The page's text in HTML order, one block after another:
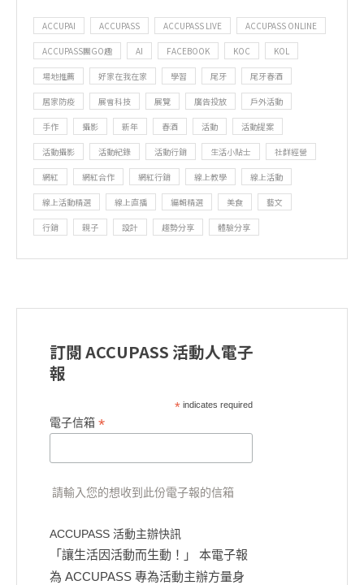
ACCUPAI ACCUPASS ACCUPASS LIVE ACCUPASS ONLINE
ACCUPASS團GO趣 AI FACEBOOK KOC KOL
場地推薦 好家在我在家 學習 尾牙 尾牙春酒
居家防疫 展會科技 展覽 廣告投放 戶外活動
手作 攝影 新年 春酒 活動 活動提案
活動攝影 活動紀錄 活動行銷 生活小貼士 社群經營
網紅 網紅合作 網紅行銷 線上教學 線上活動
線上活動精選 線上直播 編輯精選 美食 藝文
行銷 親子 設計 趨勢分享 體驗分享
訂閱 ACCUPASS 活動人電子
報
*indicates required
電子信箱 *
請輸入您的想收到此份電子報的信箱
ACCUPASS 活動主辦快訊
「讓生活因活動而生動！」 本電子報
為 ACCUPASS 專為活動主辦方量身